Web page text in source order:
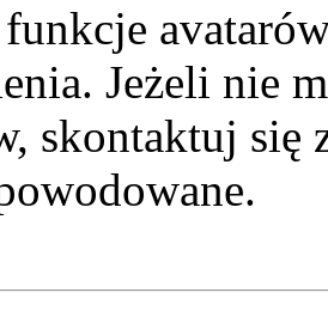
funkcje
Jeżeli nie
skontaktuj się